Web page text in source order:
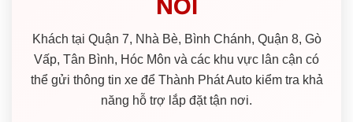
Khách tại Quận 7, Nhà Bè, Bình Chánh, Quận 8, Gò
Vấp, Tân Bình, Hóc Môn và các khu vực lân cận có
thể gửi thông tin xe để Thành Phát Auto kiểm tra khả
năng hỗ trợ lắp đặt tận nơi.